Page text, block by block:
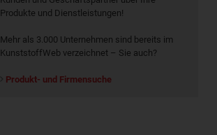
Produkte und Dienstleistungen!
Mehr als 3.000 Unternehmen sind bereits im
KunststoffWeb verzeichnet – Sie auch?
Produkt- und Firmensuche